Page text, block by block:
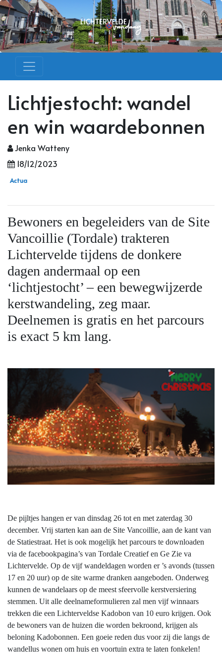
Lichtjestocht: wandel
en win waardebonnen
Jenka Watteny
18/12/2023
Actua
Bewoners en begeleiders van de Site
Vancoillie (Tordale) trakteren
Lichtervelde tijdens de donkere
dagen andermaal op een
‘lichtjestocht’ – een bewegwijzerde
kerstwandeling, zeg maar.
Deelnemen is gratis en het parcours
is exact 5 km lang.
De pijltjes hangen er van dinsdag 26 tot en met zaterdag 30
december. Vrij starten kan aan de Site Vancoillie, aan de kant van
de Statiestraat. Het is ook mogelijk het parcours te downloaden
via de facebookpagina’s van Tordale Creatief en Ge Zie va
Lichtervelde. Op de vijf wandeldagen worden er ’s avonds (tussen
17 en 20 uur) op de site warme dranken aangeboden. Onderweg
kunnen de wandelaars op de meest sfeervolle kerstversiering
stemmen. Uit alle deelnameformulieren zal men vijf winnaars
trekken die een Lichterveldse Kadobon van 10 euro krijgen. Ook
de bewoners van de huizen die worden bekroond, krijgen als
beloning Kadobonnen. Een goeie reden dus voor zij die langs de
wandellus wonen om huis en voortuin extra te laten fonkelen!